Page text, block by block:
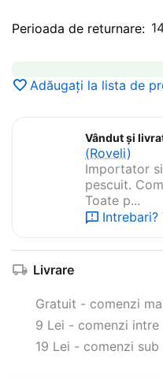
Perioada de returnare:
Adăugați la lista de
Vândut și
(Roveli)
Importator
pescuit.
Toate p...
Intrebari?
Livrare
Gratuit - comenzi
9 Lei - comenzi
19 Lei - comenzi